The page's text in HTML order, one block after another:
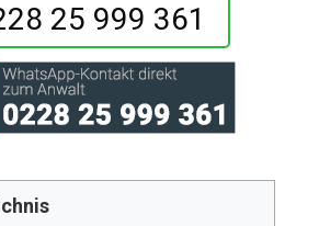
25 999 361